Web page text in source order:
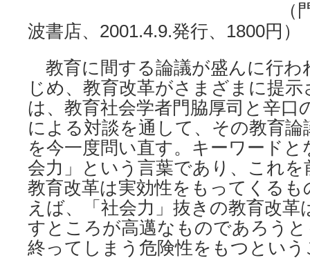
（門脇厚司・
波書店、2001.4.9.発行、1800円）
教育に間する論議が盛んに行わ
じめ、教育改革がさまざまに提
は、教育社会学者門脇厚司と辛口
による対談を通して、その教育論
を今一度問い直す。キーワード
会力」という言葉であり、これ
教育改革は実効性をもってくる
えば、「社会力」抜きの教育改
すところが高邁なものであろう
終ってしまう危険性をもつとい